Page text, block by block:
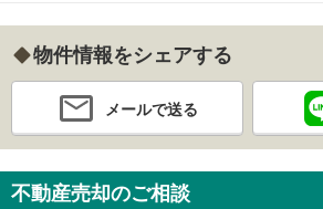
物件情報をシェアする
メールで送る
不動産売却のご相談